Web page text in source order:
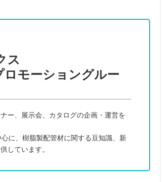
ス
ロモーショングルー
ー、展示会、カタログの企画・運営を
に、樹脂製配管材に関する豆知識、新
しています。